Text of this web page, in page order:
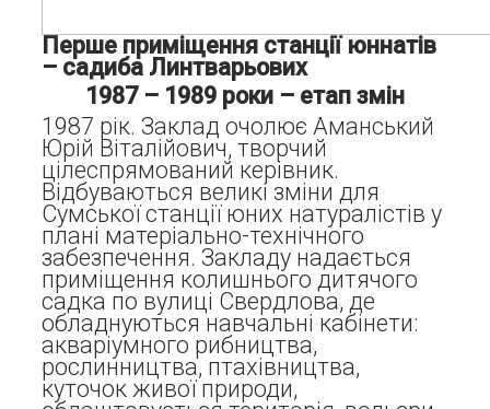
Перше приміщення станції юннатів
– садиба Линтварьових
1987 – 1989 роки – етап змін
1987 рік. Заклад очолює Аманський
Юрій Віталійович, творчий
цілеспрямований керівник.
Відбуваються великі зміни для
Сумської станції юних натуралістів у
плані матеріально-технічного
забезпечення. Закладу надається
приміщення колишнього дитячого
садка по вулиці Свердлова, де
обладнуються навчальні кабінети:
акваріумного рибництва,
рослинництва, птахівництва,
куточок живої природи,